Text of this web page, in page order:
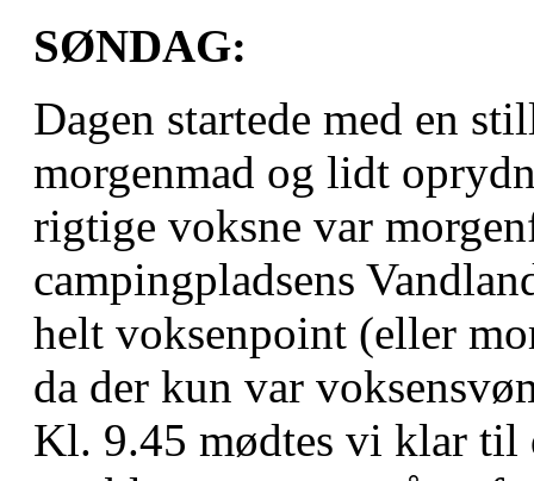
SØNDAG:
Dagen startede med en
morgenmad og lidt
rigtige voksne var
campingpladsens
helt voksenpoint (eller
da der kun var
Kl. 9.45 mødtes vi klar